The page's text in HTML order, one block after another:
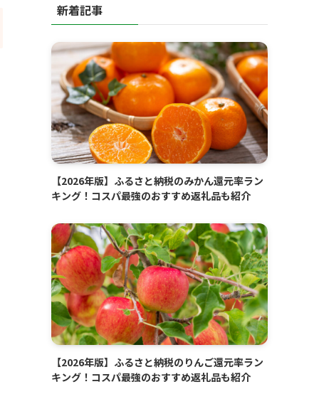
新着記事
【2026年版】ふるさと納税のみかん還元率ラン
キング！コスパ最強のおすすめ返礼品も紹介
【2026年版】ふるさと納税のりんご還元率ラン
キング！コスパ最強のおすすめ返礼品も紹介